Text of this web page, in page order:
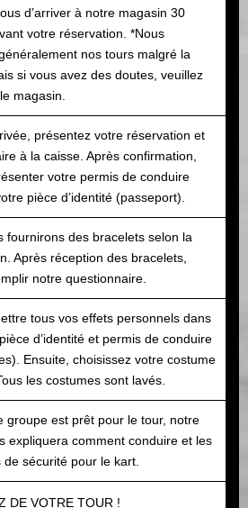
d’arriver à notre magasin 30
votre réservation. *Nous
nos tours malgré la
si vous avez des doutes, veuillez
magasin.
présentez votre réservation et
à la caisse. Après confirmation,
votre permis de conduire
pièce d’identité (passeport).
fournirons des bracelets selon la
Après réception des bracelets,
notre questionnaire.
tous vos effets personnels dans
d’identité et permis de conduire
Ensuite, choisissez votre costume
les costumes sont lavés.
groupe est prêt pour le tour, notre
expliquera comment conduire et les
de sécurité pour le kart.
DE VOTRE TOUR !